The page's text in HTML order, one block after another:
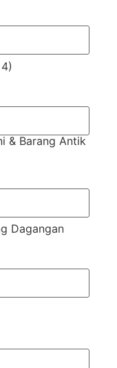
& Barang Antik
Dagangan